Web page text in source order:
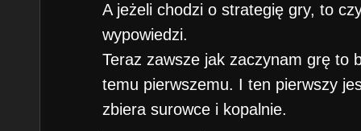
A jeżeli chodzi o strategię gry, to
wypowiedzi.
Teraz zawsze jak zaczynam grę to
temu pierwszemu. I ten pierwszy
zbiera surowce i kopalnie.